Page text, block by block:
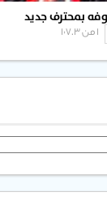
بمحترف جديد